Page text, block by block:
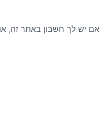
אם יש לך חשבון באתר זה,